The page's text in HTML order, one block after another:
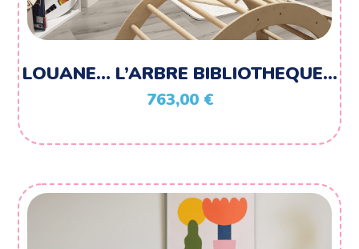
LOUANE… L’ARBRE BIBLIOTHEQUE…
763,00 €